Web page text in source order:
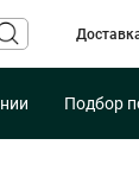
Подбор